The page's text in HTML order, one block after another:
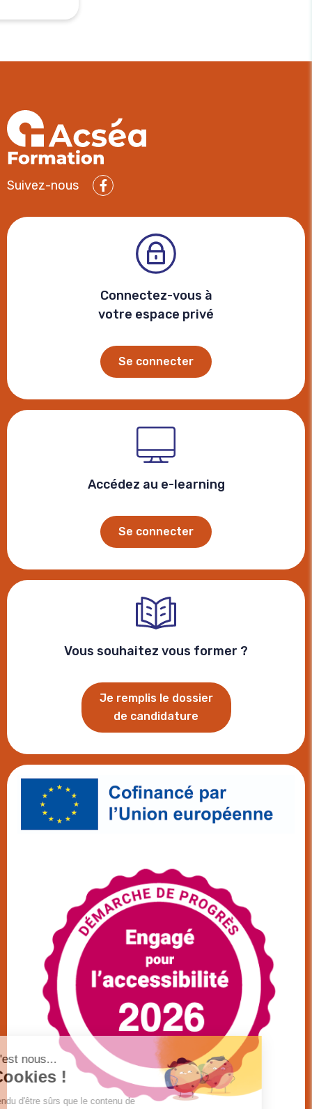
Suivez-nous
Facebook
Connectez-vous à
votre espace privé
Se connecter
Accédez au e-learning
Se connecter
Vous souhaitez vous former ?
Je remplis le dossier
de candidature